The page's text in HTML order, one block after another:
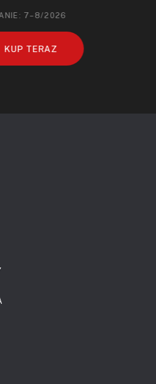
7–8/2026
KUP TERAZ